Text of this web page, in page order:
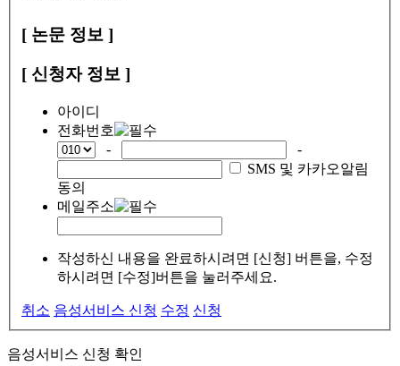
[ 논문 정보 ]
[ 신청자 정보 ]
아이디
전화번호
-
-
SMS 및 카카오알림
동의
메일주소
작성하신 내용을 완료하시려면 [신청] 버튼을, 수정
하시려면 [수정]버튼을 눌러주세요.
취소 음성서비스 신청 수정 신청
음성서비스 신청 확인